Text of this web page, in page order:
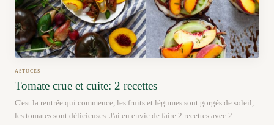
ASTUCES
Tomate crue et cuite: 2 recettes
C'est la rentrée qui commence, les fruits et légumes sont gorgés de soleil,
les tomates sont délicieuses. J'ai eu envie de faire 2 recettes avec 2